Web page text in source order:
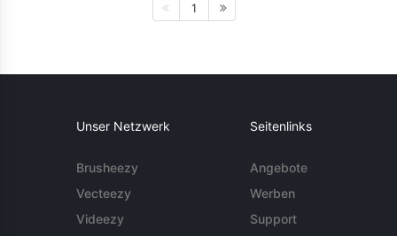
1
Unser Netzwerk
Brusheezy
Vecteezy
Videezy
Seitenlinks
Angebote
Werben
Support